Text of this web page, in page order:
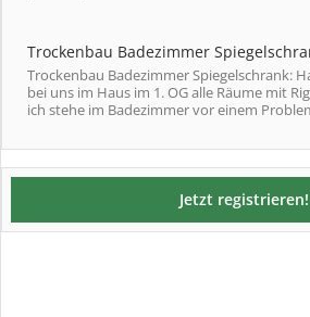
Trockenbau Badezimmer
Trockenbau Badezimmer Spiegelschrank:
bei uns im Haus im 1. OG alle Räume mit
ich stehe im Badezimmer vor einem
Jetzt registrieren!